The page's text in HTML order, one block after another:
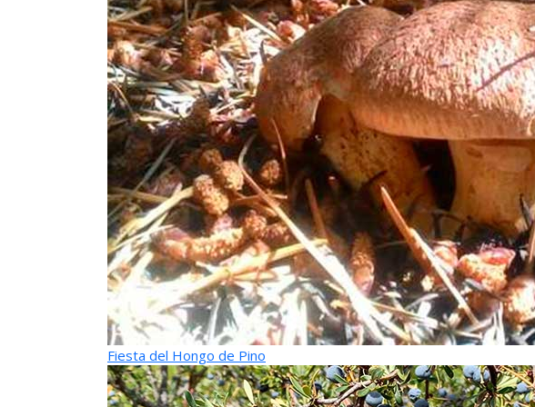
Fiesta del Hongo de Pino